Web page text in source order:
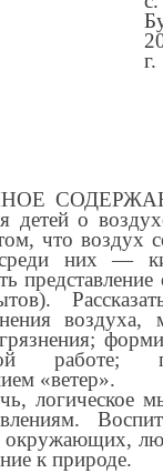
г.
детей о
что воздух
среди них —
представление
воздуха,
работе;
«ветер».
логическое
окружающих,
к природе.